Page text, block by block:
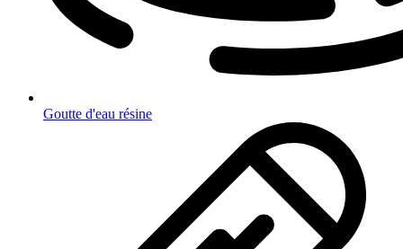
Goutte d'eau résine